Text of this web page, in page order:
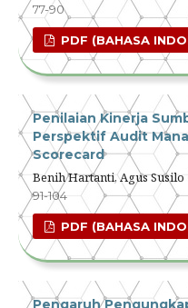
77-90
PDF (BAHASA
Penilaian Kinerja
Perspektif Audit
Scorecard
Benih Hartanti, Agus Susilo
91-104
PDF (BAHASA
Pengaruh